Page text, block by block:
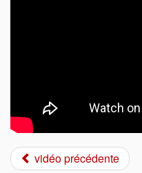
vidéo précédente